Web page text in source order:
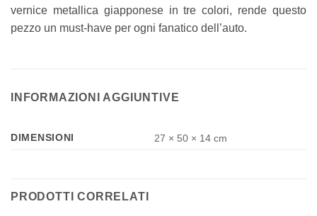
vernice metallica giapponese in tre colori, rende questo
pezzo un must-have per ogni fanatico dell’auto.
INFORMAZIONI AGGIUNTIVE
DIMENSIONI 27 × 50 × 14 cm
PRODOTTI CORRELATI